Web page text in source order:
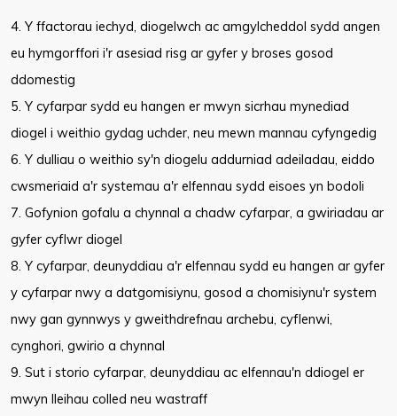
4. Y ffactorau iechyd, diogelwch ac amgylcheddol sydd angen
eu hymgorffori i'r asesiad risg ar gyfer y broses gosod
ddomestig
5. Y cyfarpar sydd eu hangen er mwyn sicrhau mynediad
diogel i weithio gydag uchder, neu mewn mannau cyfyngedig
6. Y dulliau o weithio sy'n diogelu addurniad adeiladau, eiddo
cwsmeriaid a'r systemau a'r elfennau sydd eisoes yn bodoli
7. Gofynion gofalu a chynnal a chadw cyfarpar, a gwiriadau ar
gyfer cyflwr diogel
8. Y cyfarpar, deunyddiau a'r elfennau sydd eu hangen ar gyfer
y cyfarpar nwy a datgomisiynu, gosod a chomisiynu'r system
nwy gan gynnwys y gweithdrefnau archebu, cyflenwi,
cynghori, gwirio a chynnal
9. Sut i storio cyfarpar, deunyddiau ac elfennau'n ddiogel er
mwyn lleihau colled neu wastraff